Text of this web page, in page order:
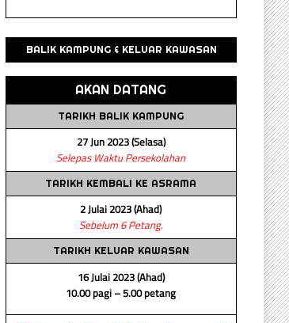
BALIK KAMPUNG & KELUAR KAWASAN
AKAN DATANG
TARIKH BALIK KAMPUNG
27 Jun 2023 (Selasa)
Selepas Waktu Persekolahan
TARIKH KEMBALI KE ASRAMA
2 Julai 2023 (Ahad)
Sebelum 6 Petang.
TARIKH KELUAR KAWASAN
16 Julai 2023 (Ahad)
10.00 pagi – 5.00 petang